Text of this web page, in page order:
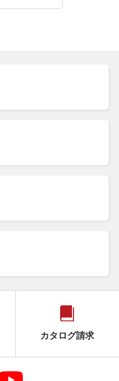
カタログ請求